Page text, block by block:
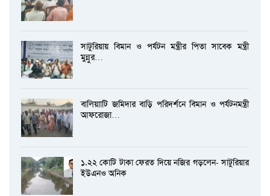
সাটুরিয়ায় বিমান ও পর্যটন মন্ত্রীর পিতা সাবেক মন্ত্রী
মুন্নুর…
বালিয়াাটি জমিদার বাড়ি পরিদর্শনে বিমান ও পর্যটনমন্ত্রী
আফরোজা…
১.২২ কোটি টাকা ফেরত দিয়ে নজির গড়লেন- সাটুরিয়ার
ইউএনও অনিক